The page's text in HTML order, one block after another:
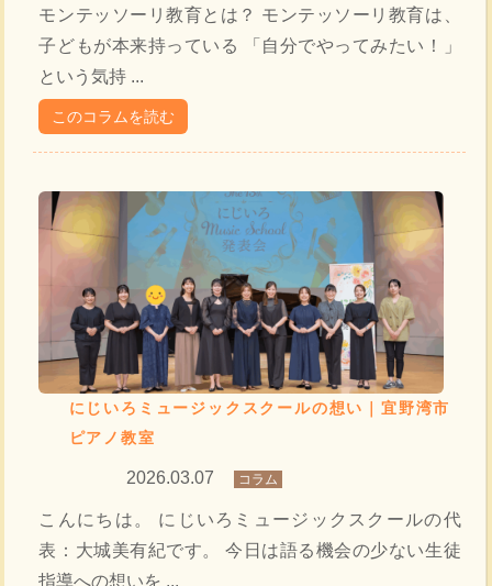
モンテッソーリ教育とは？ モンテッソーリ教育は、
子どもが本来持っている 「自分でやってみたい！」
という気持 ...
このコラムを読む
にじいろミュージックスクールの想い｜宜野湾市
ピアノ教室
2026.03.07 コラム
こんにちは。 にじいろミュージックスクールの代
表：大城美有紀です。 今日は語る機会の少ない生徒
指導への想いを ...